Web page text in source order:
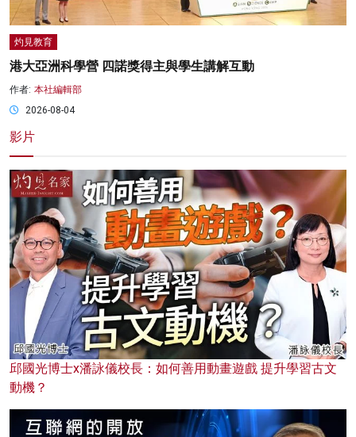
灼見教育
港大亞洲科學營 四諾獎得主與學生講解互動
作者: 本社編輯部
2026-08-04
影片
邱國光博士x潘詠儀校長：如何善用動畫遊戲 提升學習古文
動機？